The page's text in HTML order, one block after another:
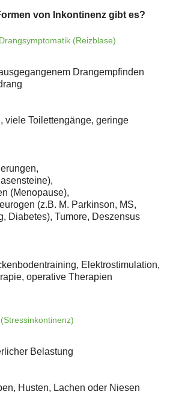
von Inkontinenz gibt es?
(Reizblase)
Drangempfinden
viele Toilettengänge, geringe
(Menopause),
(z.B. M. Parkinson, MS,
Diabetes), Tumore, Deszensus
Elektrostimulation,
operative Therapien
Belastung
Husten, Lachen oder Niesen